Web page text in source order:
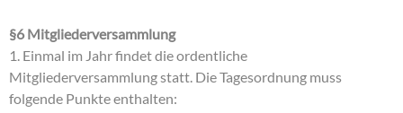
§6 Mitgliederversammlung
1. Einmal im Jahr findet die ordentliche
Mitgliederversammlung statt. Die Tagesordnung muss
folgende Punkte enthalten: